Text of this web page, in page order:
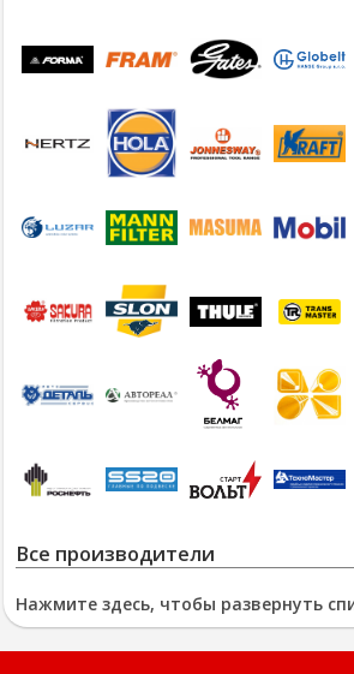
Все производители
Нажмите здесь, чтобы развернуть